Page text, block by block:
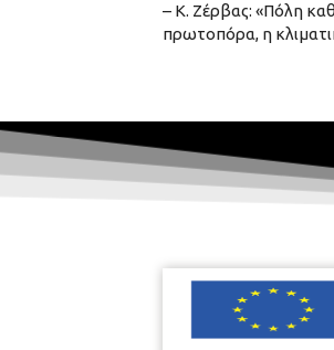
– K. Ζέρβας: «Πόλη
πρωτοπόρα, η